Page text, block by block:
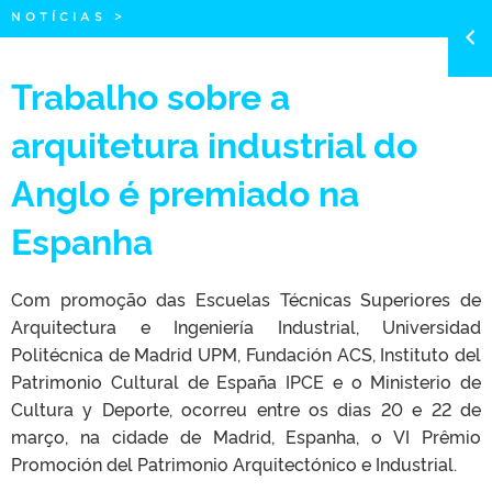
NOTÍCIAS >
Trabalho sobre a
arquitetura industrial do
Anglo é premiado na
Espanha
Com promoção das Escuelas Técnicas Superiores de
Arquitectura e Ingeniería Industrial, Universidad
Politécnica de Madrid UPM, Fundación ACS, Instituto del
Patrimonio Cultural de España IPCE e o Ministerio de
Cultura y Deporte, ocorreu entre os dias 20 e 22 de
março, na cidade de Madrid, Espanha, o VI Prêmio
Promoción del Patrimonio Arquitectónico e Industrial.